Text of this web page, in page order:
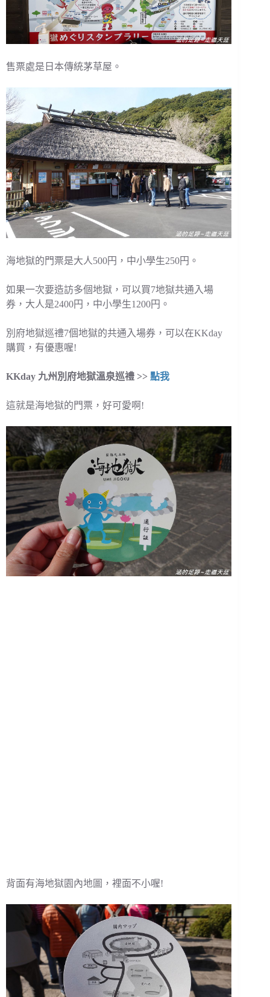
售票處是日本傳統茅草屋。
海地獄的門票是大人500円，中小學生250円。
如果一次要造訪多個地獄，可以買7地獄共通入場
券，大人是2400円，中小學生1200円。
別府地獄巡禮7個地獄的共通入場券，可以在KKday
購買，有優惠喔!
KKday 九州別府地獄溫泉巡禮 >> 點我
這就是海地獄的門票，好可愛啊!
背面有海地獄園內地圖，裡面不小喔!